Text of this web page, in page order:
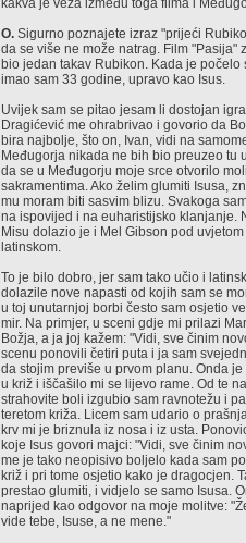
kakva je veza između toga filma i
O. Sigurno poznajete izraz "prijeći
da se više ne može natrag. Film "Pasija"
bio jedan takav Rubikon. Kada je počelo
imao sam 33 godine, upravo kao Isus.
Uvijek sam se pitao jesam li dostojan
Dragićević me ohrabrivao i govorio da
bira najbolje, što on, Ivan, vidi na
Međugorja nikada ne bih bio preuzeo tu
da se u Međugorju moje srce otvorilo
sakramentima. Ako želim glumiti Isusa,
mu moram biti sasvim blizu. Svakoga
na ispovijed i na euharistijsko klanjanje.
Misu dolazio je i Mel Gibson pod
latinskom.
To je bilo dobro, jer sam tako učio i
dolazile nove napasti od kojih sam se
u toj unutarnjoj borbi često sam osjetio
mir. Na primjer, u sceni gdje mi prilazi
Božja, a ja joj kažem: "Vidi, sve činim
scenu ponovili četiri puta i ja sam
da stojim previše u prvom planu. Onda
u križ i iščašilo mi se lijevo rame. Od te
strahovite boli izgubio sam ravnotežu i
teretom križa. Licem sam udario o
krv mi je briznula iz nosa i iz usta.
koje Isus govori majci: "Vidi, sve činim
me je tako neopisivo boljelo kada sam
križ i pri tome osjetio kako je dragocjen.
prestao glumiti, i vidjelo se samo Isusa.
naprijed kao odgovor na moje molitve:
vide tebe, Isuse, a ne mene."